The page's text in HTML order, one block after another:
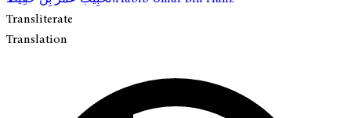
Transliterate
Translation